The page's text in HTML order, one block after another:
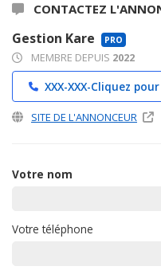
CONTACTEZ
Gestion Kare PRO
MEMBRE DEPUIS 2022
XXX-XXX-Cliquez
SITE DE L'ANNONCEUR
Votre nom
Votre téléphone